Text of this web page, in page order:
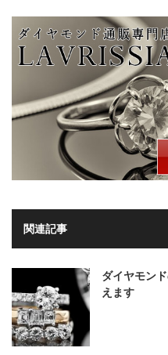
関連記事
ダイヤモン
えます